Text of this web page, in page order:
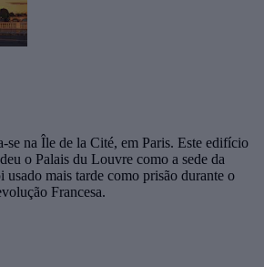
se na Île de la Cité, em Paris. Este edifício
o Palais du Louvre como a sede da
usado mais tarde como prisão durante o
Francesa.